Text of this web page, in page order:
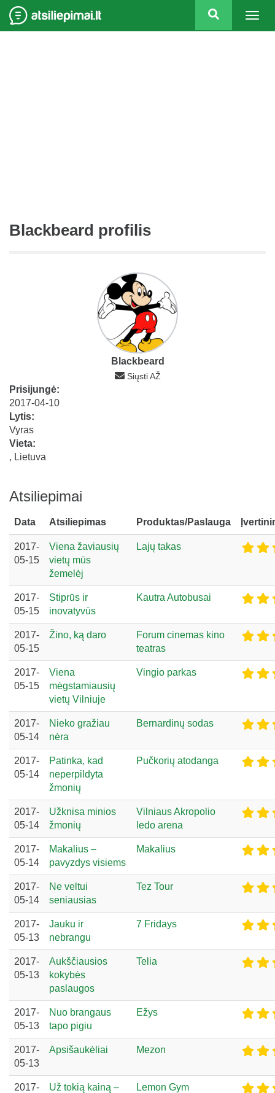
Blackbeard profilis
Blackbeard
Siųsti AŽ
Prisijungė:
2017-04-10
Lytis:
Vyras
Vieta:
, Lietuva
Atsiliepimai
Data Atsiliepimas Produktas/Paslauga
2017-
05-15
Viena žaviausių
vietų mūs
žemelėj
Lajų takas
2017-
05-15
Stiprūs ir
inovatyvūs
Kautra Autobusai
2017-
05-15
Žino, ką daro
Forum cinemas kino
teatras
2017-
05-15
Viena
mėgstamiausių
vietų Vilniuje
Vingio parkas
2017-
05-14
Nieko gražiau
nėra
Bernardinų sodas
2017-
05-14
Patinka, kad
neperpildyta
žmonių
Pučkorių atodanga
2017-
05-14
Užknisa minios
žmonių
Vilniaus Akropolio
ledo arena
2017-
05-14
Makalius –
pavyzdys visiems
Makalius
2017-
05-14
Ne veltui
seniausias
Tez Tour
2017-
05-13
Jauku ir
nebrangu
7 Fridays
2017-
05-13
Aukščiausios
kokybės
paslaugos
Telia
2017-
05-13
Nuo brangaus
tapo pigiu
Ežys
2017-
05-13
Apsišaukėliai Mezon
2017-
Už tokią kainą –
Lemon Gym